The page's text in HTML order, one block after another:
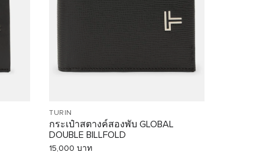
TURIN
กระเป๋าสตางค์สองพับ GLOBAL
DOUBLE BILLFOLD
15,000 บาท